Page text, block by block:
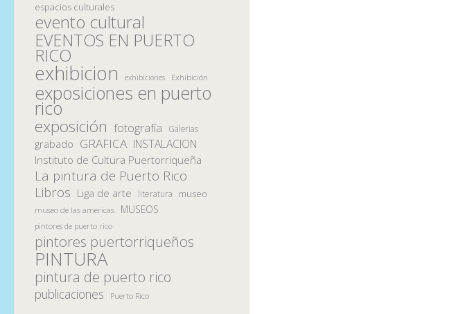
espacios culturales
evento cultural
EVENTOS EN PUERTO
RICO
exhibicion exhibiciones Exhibición
exposiciones en puerto
rico
exposición fotografía Galerias
grabado GRAFICA INSTALACION
Instituto de Cultura Puertorriqueña
La pintura de Puerto Rico
Libros Liga de arte literatura museo
museo de las americas MUSEOS
pintores de puerto rico
pintores puertorriqueños
PINTURA
pintura de puerto rico
publicaciones Puerto Rico